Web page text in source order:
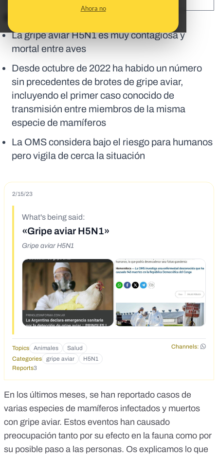
Ahora no
La gripe aviar H5N1 es muy contagiosa y
mortal entre aves
Desde octubre de 2022 ha habido un número
sin precedentes de brotes de gripe aviar,
incluyendo el primer caso conocido de
transmisión entre miembros de la misma
especie de mamíferos
La OMS considera bajo el riesgo para humanos
pero vigila de cerca la situación
2/15/23
What's being said:
«Gripe aviar H5N1»
Gripe aviar H5N1
Topics Animales Salud
Channels:
Categories
gripe aviar
H5N1
Reports3
En los últimos meses, se han reportado casos de
varias especies de mamíferos infectados y muertos
con gripe aviar. Estos eventos han causado
preocupación tanto por su efecto en la fauna como por
su posible paso a las personas. Os explicamos lo que